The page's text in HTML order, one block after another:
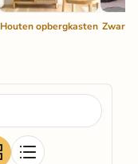
Houten opbergkasten Zwarte